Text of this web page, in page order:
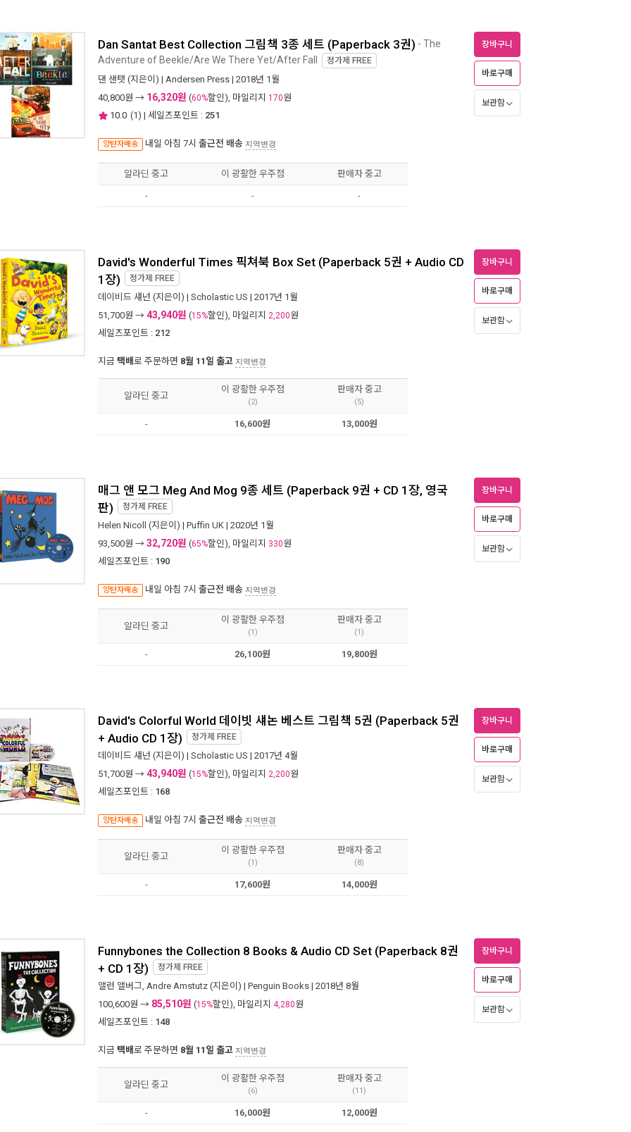
Dan Santat Best Collection 그림책 3종 세트 (Paperback 3권) - The
Adventure of Beekle/Are We There Yet/After Fall 정가제 FREE
댄 샌탯 (지은이) | Andersen Press | 2018년 1월
40,800원 → 16,320원 (60%할인), 마일리지 170원
10.0 (1) | 세일즈포인트 : 251
양탄자배송 내일 아침 7시 출근전 배송 지역변경
장바구니
바로구매
보관함
알라딘 중고 이 광활한 우주점 판매자 중고
- - -
David's Wonderful Times 픽쳐북 Box Set (Paperback 5권 + Audio CD
1장) 정가제 FREE
데이비드 섀넌 (지은이) | Scholastic US | 2017년 1월
51,700원 → 43,940원 (15%할인), 마일리지 2,200원
세일즈포인트 : 212
지금 택배로 주문하면 8월 11일 출고 지역변경
장바구니
바로구매
보관함
알라딘 중고
이 광활한 우주점
(2)
판매자 중고
(5)
- 16,600원 13,000원
매그 앤 모그 Meg And Mog 9종 세트 (Paperback 9권 + CD 1장, 영국
판) 정가제 FREE
Helen Nicoll (지은이) | Puffin UK | 2020년 1월
93,500원 → 32,720원 (65%할인), 마일리지 330원
세일즈포인트 : 190
양탄자배송 내일 아침 7시 출근전 배송 지역변경
장바구니
바로구매
보관함
알라딘 중고
이 광활한 우주점
(1)
판매자 중고
(1)
- 26,100원 19,800원
David's Colorful World 데이빗 섀논 베스트 그림책 5권 (Paperback 5권
+ Audio CD 1장) 정가제 FREE
데이비드 섀넌 (지은이) | Scholastic US | 2017년 4월
51,700원 → 43,940원 (15%할인), 마일리지 2,200원
세일즈포인트 : 168
양탄자배송 내일 아침 7시 출근전 배송 지역변경
장바구니
바로구매
보관함
알라딘 중고
이 광활한 우주점
(1)
판매자 중고
(8)
- 17,600원 14,000원
Funnybones the Collection 8 Books & Audio CD Set (Paperback 8권
+ CD 1장) 정가제 FREE
앨런 앨버그, Andre Amstutz (지은이) | Penguin Books | 2018년 8월
100,600원 → 85,510원 (15%할인), 마일리지 4,280원
세일즈포인트 : 148
지금 택배로 주문하면 8월 11일 출고 지역변경
장바구니
바로구매
보관함
알라딘 중고
이 광활한 우주점
(6)
판매자 중고
(11)
- 16,000원 12,000원